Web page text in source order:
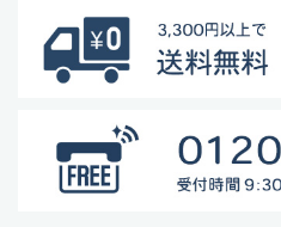
ペットフード・グッズ
季節商品
動物モチーフグッズ
日用品・雑貨